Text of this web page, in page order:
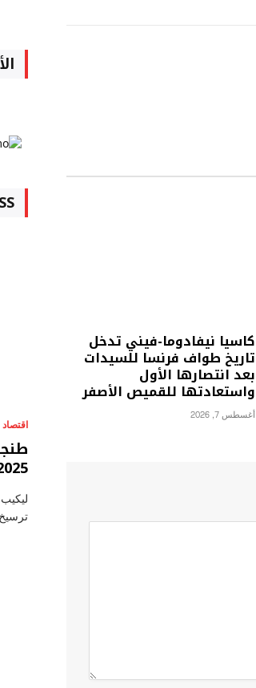
كاسيا نيفادوما-فيني تدخل
تاريخ طواف فرنسا للسيدات
بعد انتصارها الأول
واستعادتها للقميص الأصفر
أغسطس 7, 2026
اقتصاد
2025 ويتجاوز 11